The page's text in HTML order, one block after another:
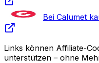
Bei Calumet
Links können Affiliate-
unterstützen – ohne